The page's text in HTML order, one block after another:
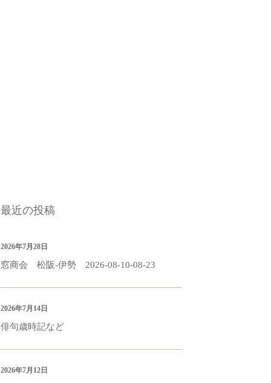
最近の投稿
窓商会 松阪-伊勢 2026-08-10-08-23
2026年7月28日
俳句歳時記など
2026年7月14日
2026年7月12日